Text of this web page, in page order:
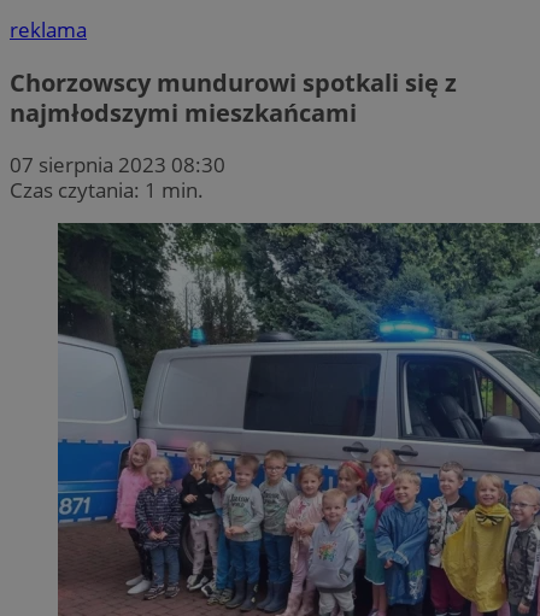
reklama
Chorzowscy mundurowi spotkali się z
najmłodszymi mieszkańcami
07 sierpnia 2023 08:30
Czas czytania: 1 min.